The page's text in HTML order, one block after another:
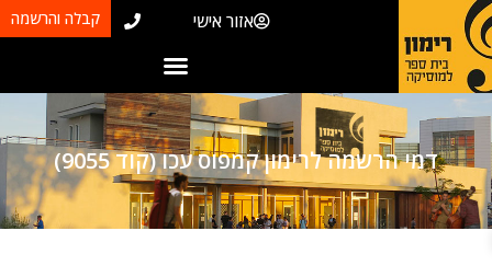
אזור אישי קבלה והרשמה
דמי הרשמה לרימון קמפוס עכו (קוד 9055)